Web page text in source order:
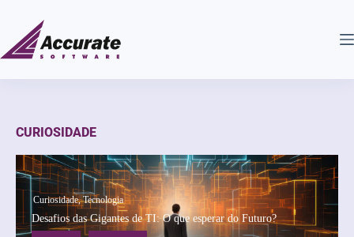
CURIOSIDADE
Curiosidade, Tecnologia
Desafios das Gigantes de TI: O que esperar do Futuro?